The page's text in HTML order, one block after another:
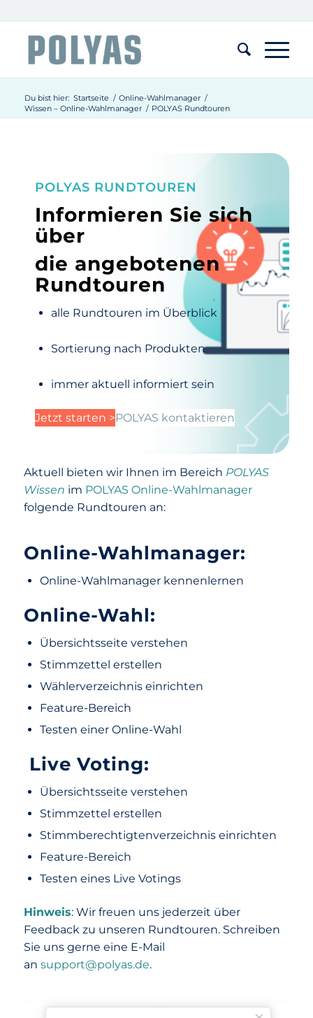
Du bist hier: Startseite / Online-Wahlmanager /
Wissen – Online-Wahlmanager / POLYAS Rundtouren
POLYAS RUNDTOUREN
Informieren Sie sich
über
die angebotenen
Rundtouren
alle Rundtouren im Überblick
Sortierung nach Produkten
immer aktuell informiert sein
Jetzt starten >POLYAS kontaktieren
Aktuell bieten wir Ihnen im Bereich POLYAS
Wissen im POLYAS Online-Wahlmanager
folgende Rundtouren an:
Online-Wahlmanager:
Online-Wahlmanager kennenlernen
Online-Wahl:
Übersichtsseite verstehen
Stimmzettel erstellen
Wählerverzeichnis einrichten
Feature-Bereich
Testen einer Online-Wahl
Live Voting:
Übersichtsseite verstehen
Stimmzettel erstellen
Stimmberechtigtenverzeichnis einrichten
Feature-Bereich
Testen eines Live Votings
Hinweis: Wir freuen uns jederzeit über
Feedback zu unseren Rundtouren. Schreiben
Sie uns gerne eine E-Mail
an support@polyas.de.